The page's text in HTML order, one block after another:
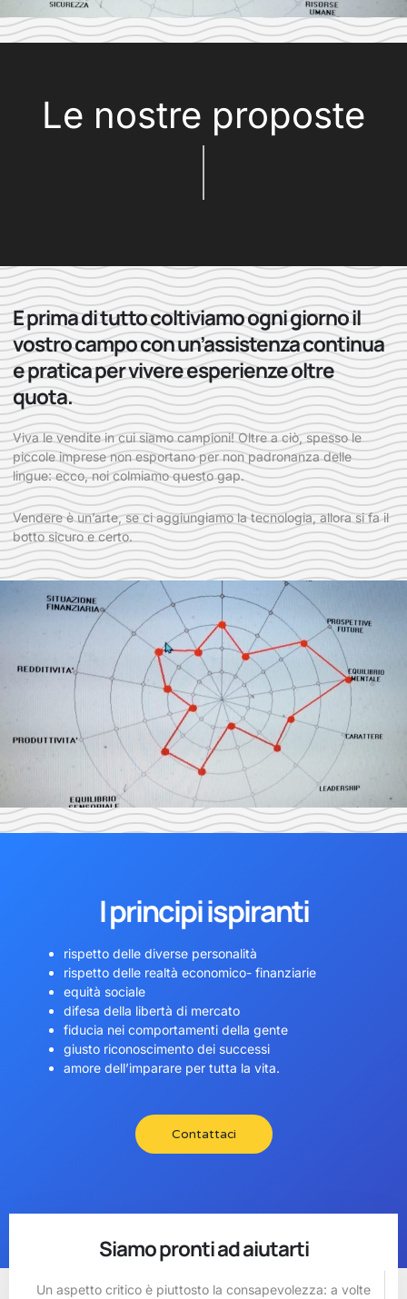
Le nostre proposte
E prima di tutto coltiviamo ogni giorno il
vostro campo con un’assistenza continua
e pratica per vivere esperienze oltre
quota.
Viva le vendite in cui siamo campioni! Oltre a ciò, spesso le
piccole imprese non esportano per non padronanza delle
lingue: ecco, noi colmiamo questo gap.
Vendere è un’arte, se ci aggiungiamo la tecnologia, allora si fa il
botto sicuro e certo.
I principi ispiranti
rispetto delle diverse personalità
rispetto delle realtà economico- finanziarie
equità sociale
difesa della libertà di mercato
fiducia nei comportamenti della gente
giusto riconoscimento dei successi
amore dell’imparare per tutta la vita.
Contattaci
Siamo pronti ad aiutarti
Un aspetto critico è piuttosto la consapevolezza: a volte